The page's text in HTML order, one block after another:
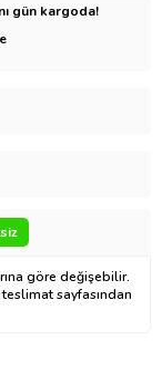
gün kargoda!
göre değişebilir.
sayfasından